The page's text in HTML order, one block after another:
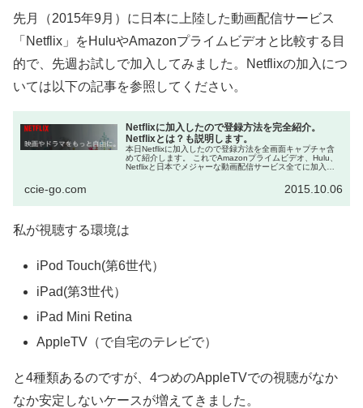
先月（2015年9月）に日本に上陸した動画配信サービス
「Netflix」をHuluやAmazonプライムビデオと比較する目
的で、先週お試しで加入してみました。Netflixの加入につ
いては以下の記事を参照してください。
Netflixに加入したので登録方法を完全紹介。
Netflixとは？も説明します。
本日Netflixに加入したので登録方法を全画面キャプチャ含
めて紹介します。 これでAmazonプライムビデオ、Hulu、
Netflixと日本でメジャーな動画配信サービス全てに加入し
ccie-go.com 2015.10.06
私が視聴する環境は
iPod Touch(第6世代）
iPad(第3世代）
iPad Mini Retina
AppleTV（で自宅のテレビで）
と4種類あるのですが、4つめのAppleTVでの視聴がなか
なか安定しないケースが増えてきました。